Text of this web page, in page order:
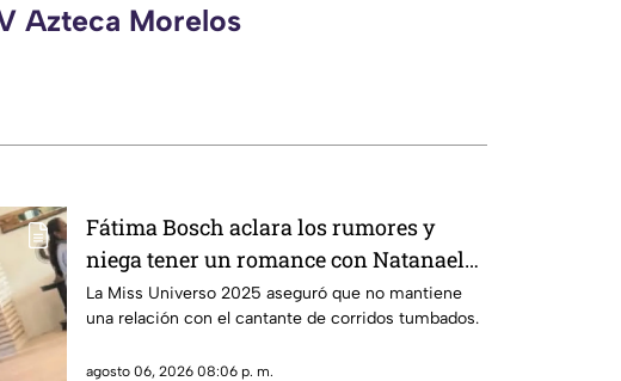
Azteca Morelos
Fátima Bosch aclara los rumores y
niega tener un romance con Natanael
Cano
La Miss Universo 2025 aseguró que no mantiene
una relación con el cantante de corridos tumbados.
agosto 06, 2026 08:06 p. m.